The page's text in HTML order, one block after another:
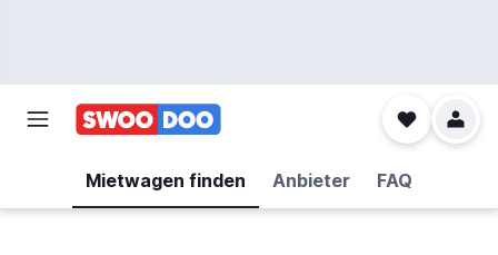
Mietwagen finden Anbieter FAQ